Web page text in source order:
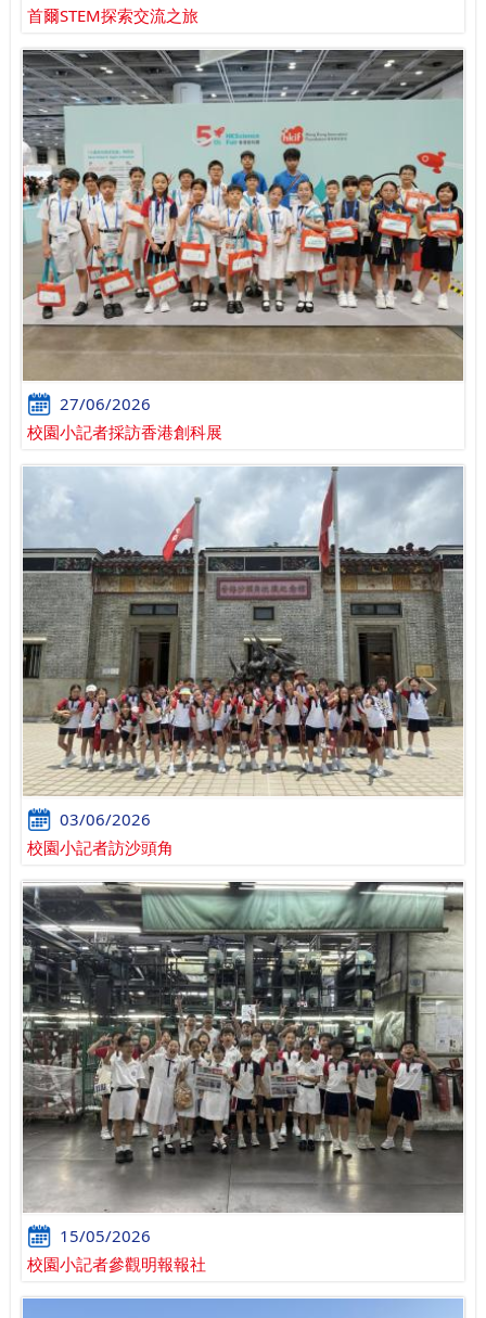
首爾STEM探索交流之旅
27/06/2026
校園小記者採訪香港創科展
03/06/2026
校園小記者訪沙頭角
15/05/2026
校園小記者參觀明報報社